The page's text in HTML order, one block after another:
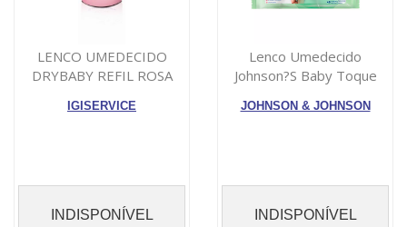
LENCO UMEDECIDO
DRYBABY REFIL ROSA
IGISERVICE
INDISPONÍVEL
Lenco Umedecido
Johnson?S Baby Toque
JOHNSON & JOHNSON
INDISPONÍVEL